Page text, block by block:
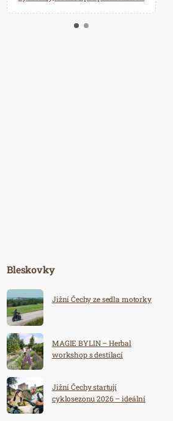
Kalendář událostí
Odebírejte náš newsletter
bylinkovy-
Bleskovky
Jižní Čechy ze sedla motorky
MAGIE BYLIN – Herbal
workshop s destilací
Jižní Čechy startují
cyklosezonu 2026 – ideální